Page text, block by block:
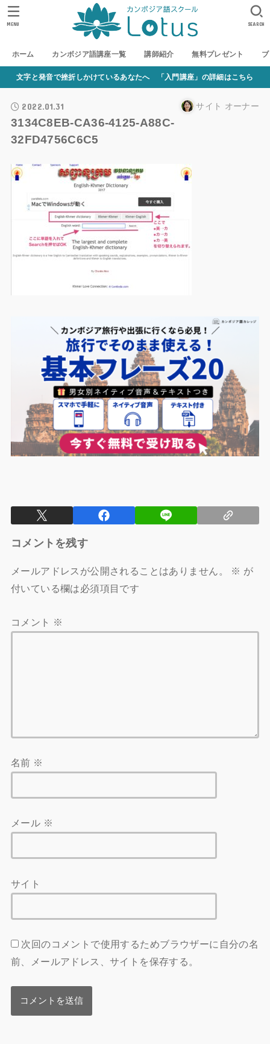
ホーム カンボジア語講座一覧 講師紹介 無料プレゼント
SEARCH
MENU
文字と発音で挫折しかけているあなたへ 「入門講座」の詳細はこちら
2022.01.31 サイト オーナー
3134C8EB-CA36-4125-A88C-
32FD4756C6C5
コメントを残す
メールアドレスが公開されることはありません。 ※ が
付いている欄は必須項目です
コメント ※
名前 ※
メール ※
サイト
次回のコメントで使用するためブラウザーに自分の名
前、メールアドレス、サイトを保存する。